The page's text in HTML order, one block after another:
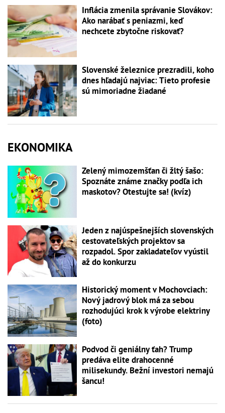
Inflácia zmenila správanie Slovákov:
Ako narábať s peniazmi, keď
nechcete zbytočne riskovať?
Slovenské železnice prezradili, koho
dnes hľadajú najviac: Tieto profesie
sú mimoriadne žiadané
EKONOMIKA
Zelený mimozemšťan či žltý šašo:
Spoznáte známe značky podľa ich
maskotov? Otestujte sa! (kvíz)
Jeden z najúspešnejších slovenských
cestovateľských projektov sa
rozpadol. Spor zakladateľov vyústil
až do konkurzu
Historický moment v Mochovciach:
Nový jadrový blok má za sebou
rozhodujúci krok k výrobe elektriny
(foto)
Podvod či geniálny ťah? Trump
predáva elite drahocenné
milisekundy. Bežní investori nemajú
šancu!